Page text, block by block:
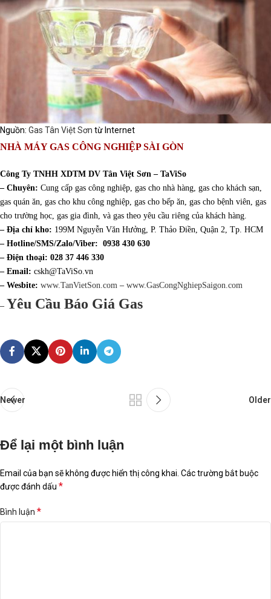
Nguồn: Gas Tân Việt Sơn từ Internet
NHÀ MÁY GAS CÔNG NGHIỆP SÀI GÒN
Công Ty TNHH XDTM DV Tân Việt Sơn – TaViSo
– Chuyên: Cung cấp gas công nghiệp, gas cho nhà hàng, gas cho khách sạn,
gas quán ăn, gas cho khu công nghiệp, gas cho bếp ăn, gas cho bệnh viên, gas
cho trường học, gas gia đình, và gas theo yêu cầu riêng của khách hàng.
– Địa chỉ kho: 199M Nguyễn Văn Hưởng, P. Thảo Điền, Quận 2, Tp. HCM
– Hotline/SMS/Zalo/Viber: 0938 430 630
– Điện thoại: 028 37 446 330
– Email: cskh@TaViSo.vn
– Wesbite: www.TanVietSon.com – www.GasCongNghiepSaigon.com
– Yêu Cầu Báo Giá Gas
Newer Older
Để lại một bình luận
Email của bạn sẽ không được hiển thị công khai. Các trường bắt buộc
được đánh dấu *
Bình luận *